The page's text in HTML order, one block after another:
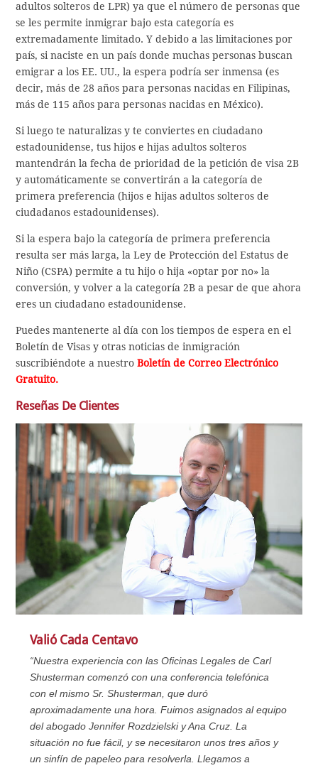
adultos solteros de LPR) ya que el número de personas que
se les permite inmigrar bajo esta categoría es
extremadamente limitado. Y debido a las limitaciones por
país, si naciste en un país donde muchas personas buscan
emigrar a los EE. UU., la espera podría ser inmensa (es
decir, más de 28 años para personas nacidas en Filipinas,
más de 115 años para personas nacidas en México).
Si luego te naturalizas y te conviertes en ciudadano
estadounidense, tus hijos e hijas adultos solteros
mantendrán la fecha de prioridad de la petición de visa 2B
y automáticamente se convertirán a la categoría de
primera preferencia (hijos e hijas adultos solteros de
ciudadanos estadounidenses).
Si la espera bajo la categoría de primera preferencia
resulta ser más larga, la Ley de Protección del Estatus de
Niño (CSPA) permite a tu hijo o hija «optar por no» la
conversión, y volver a la categoría 2B a pesar de que ahora
eres un ciudadano estadounidense.
Puedes mantenerte al día con los tiempos de espera en el
Boletín de Visas y otras noticias de inmigración
suscribiéndote a nuestroBoletín de Correo Electrónico
Gratuito.
Reseñas De Clientes
Valió Cada Centavo
“Nuestra experiencia con las Oficinas Legales de Carl
Shusterman comenzó con una conferencia telefónica
con el mismo Sr. Shusterman, que duró
aproximadamente una hora. Fuimos asignados al equipo
del abogado Jennifer Rozdzielski y Ana Cruz. La
situación no fue fácil, y se necesitaron unos tres años y
un sinfín de papeleo para resolverla. Llegamos a